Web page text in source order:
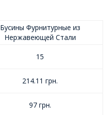
Бусины Фурнитурные из
Нержавеющей Стали
15
214.11 грн.
97 грн.